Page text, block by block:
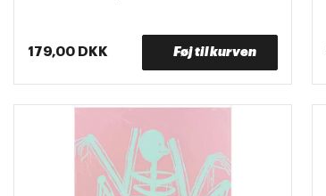
179,00 DKK Føj til kurven